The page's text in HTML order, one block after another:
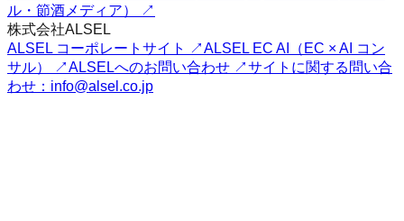
ル・節酒メディア） ↗
株式会社ALSEL
ALSEL コーポレートサイト ↗ALSEL EC AI（EC × AI コン
サル） ↗ALSELへのお問い合わせ ↗サイトに関する問い合
わせ：info@alsel.co.jp